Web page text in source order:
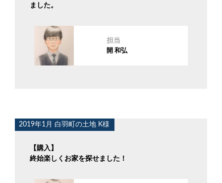
ました。
担当
開 和弘
2019年1月 白羽町の土地 K様
【購入】
終始楽しくお家を探せました！